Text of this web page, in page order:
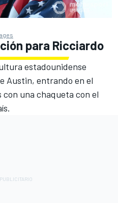
para Ricciardo
estadounidense
Austin, entrando en el
con una chaqueta con el